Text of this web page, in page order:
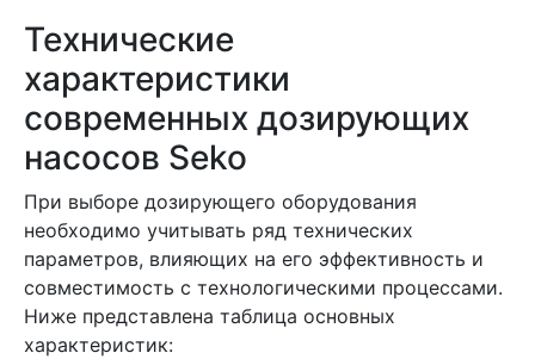
Технические
характеристики
современных дозирующих
насосов Seko
При выборе дозирующего оборудования
необходимо учитывать ряд технических
параметров, влияющих на его эффективность и
совместимость с технологическими процессами.
Ниже представлена таблица основных
характеристик: